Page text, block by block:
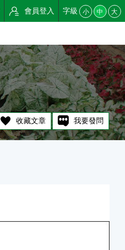
會員登入 字級 小 中 大
收藏文章 我要發問